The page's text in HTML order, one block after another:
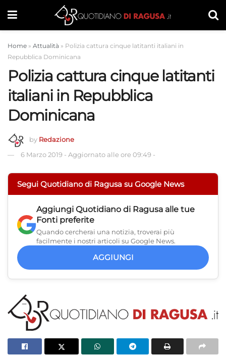
Home » Attualità » Polizia cattura cinque latitanti italiani in
Repubblica Dominicana
Polizia cattura cinque latitanti
italiani in Repubblica
Dominicana
by Redazione
6 Marzo 2019 - Aggiornato alle ore 09:49 -
Segui Quotidiano di Ragusa su Google News
Aggiungi Quotidiano di Ragusa alle tue
Fonti preferite
Quando cercherai una notizia, troverai più
facilmente i nostri articoli su Google News.
AGGIUNGI